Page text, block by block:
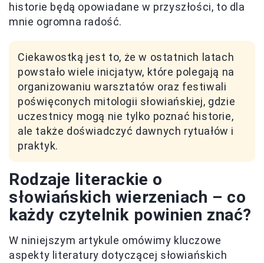
historie będą opowiadane w przyszłości, to dla
mnie ogromna radość.
Ciekawostką jest to, że w ostatnich latach
powstało wiele inicjatyw, które polegają na
organizowaniu warsztatów oraz festiwali
poświęconych mitologii słowiańskiej, gdzie
uczestnicy mogą nie tylko poznać historie,
ale także doświadczyć dawnych rytuałów i
praktyk.
Rodzaje literackie o
słowiańskich wierzeniach – co
każdy czytelnik powinien znać?
W niniejszym artykule omówimy kluczowe
aspekty literatury dotyczącej słowiańskich